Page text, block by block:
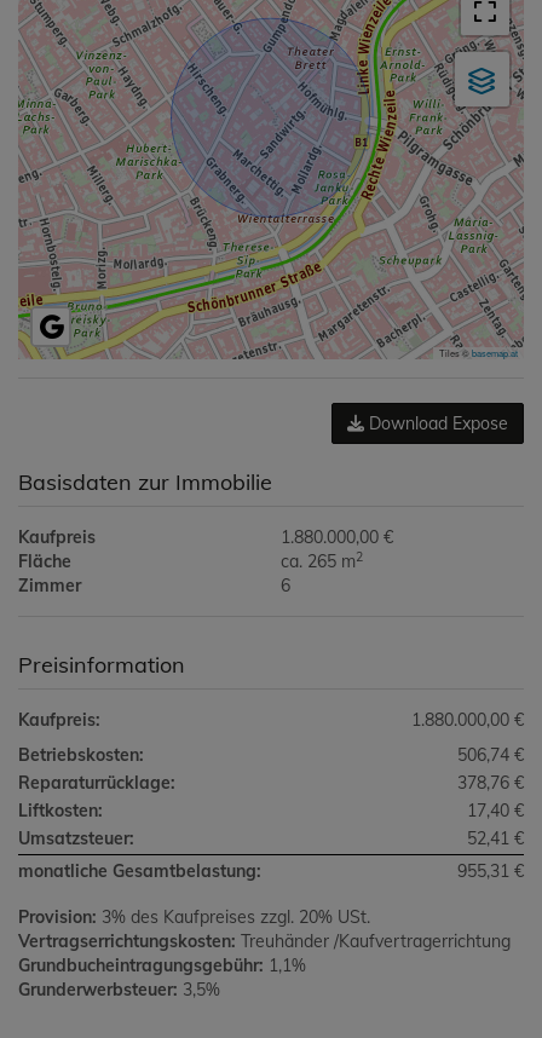
Tiles ©basemap.at
Download Expose
Basisdaten zur Immobilie
Kaufpreis
1.880.000,00 €
Fläche
ca. 265 m2
Zimmer 6
Preisinformation
Kaufpreis:
1.880.000,00 €
Betriebskosten:
506,74 €
Reparaturrücklage:
378,76 €
Liftkosten:
17,40 €
Umsatzsteuer:
52,41 €
monatliche Gesamtbelastung:
955,31 €
Provision: 3% des Kaufpreises zzgl. 20% USt.
Vertragserrichtungskosten: Treuhänder /Kaufvertragerrichtung
Grundbucheintragungsgebühr: 1,1%
Grunderwerbsteuer: 3,5%